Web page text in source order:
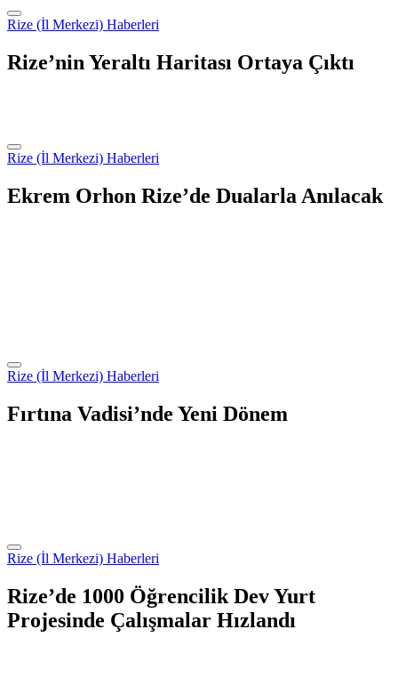
Rize (İl Merkezi) Haberleri
Rize’nin Yeraltı Haritası Ortaya Çıktı
Rize (İl Merkezi) Haberleri
Ekrem Orhon Rize’de Dualarla Anılacak
Rize (İl Merkezi) Haberleri
Fırtına Vadisi’nde Yeni Dönem
Rize (İl Merkezi) Haberleri
Rize’de 1000 Öğrencilik Dev Yurt
Projesinde Çalışmalar Hızlandı